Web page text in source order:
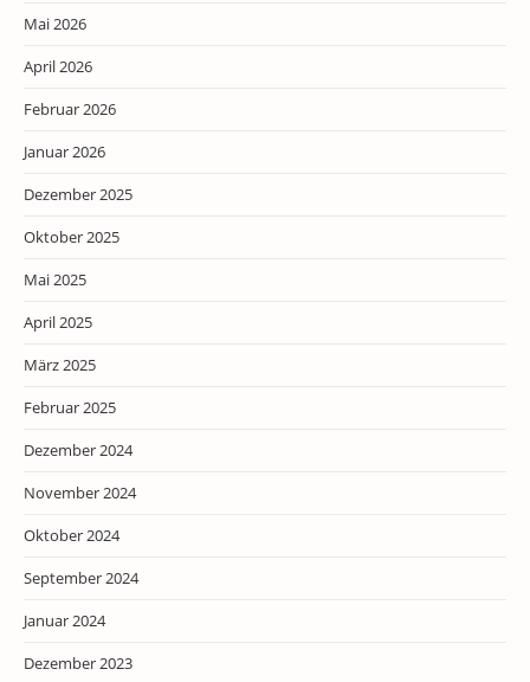
Mai 2026
April 2026
Februar 2026
Januar 2026
Dezember 2025
Oktober 2025
Mai 2025
April 2025
März 2025
Februar 2025
Dezember 2024
November 2024
Oktober 2024
September 2024
Januar 2024
Dezember 2023